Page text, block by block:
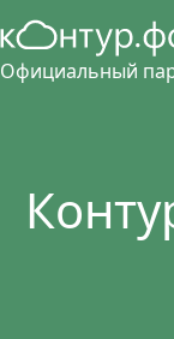
Официальный